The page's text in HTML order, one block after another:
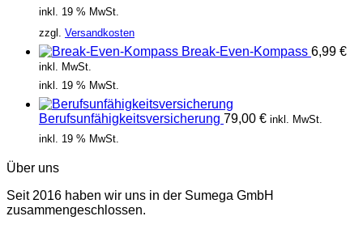
inkl. 19 % MwSt.
zzgl. Versandkosten
Break-Even-Kompass 6,99 €
inkl. MwSt.
inkl. 19 % MwSt.
Berufsunfähigkeitsversicherung 79,00 € inkl. MwSt.
inkl. 19 % MwSt.
Über uns
Seit 2016 haben wir uns in der Sumega GmbH
zusammengeschlossen.